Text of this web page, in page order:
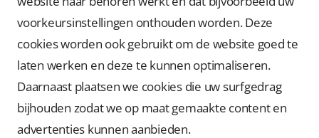
voorkeursinstellingen onthouden worden. Deze
cookies worden ook gebruikt om de website goed te
laten werken en deze te kunnen optimaliseren.
Daarnaast plaatsen we cookies die uw surfgedrag
bijhouden zodat we op maat gemaakte content en
advertenties kunnen aanbieden.